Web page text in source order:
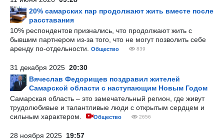
20% самарских пар продолжают жить вместе после
расставания
10% респондентов признались, что продолжают жить с
бывшим партнером из-за того, что не могут позволить себе
аренду по-отдельности.
Общество 839
31 декабря 2025 20:30
Вячеслав Федорищев поздравил жителей
Самарской области с наступающим Новым Годом
Самарская область – это замечательный регион, где живут
трудолюбивые и талантливые люди с открытым сердцем и
сильным характером.
Общество 2656
28 ноября 2025 19:57